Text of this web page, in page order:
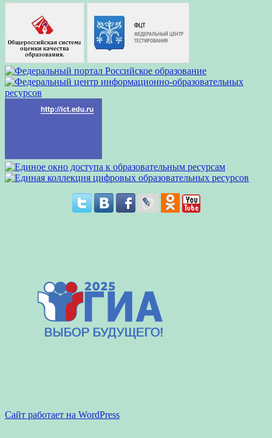
Сайт работает на WordPress